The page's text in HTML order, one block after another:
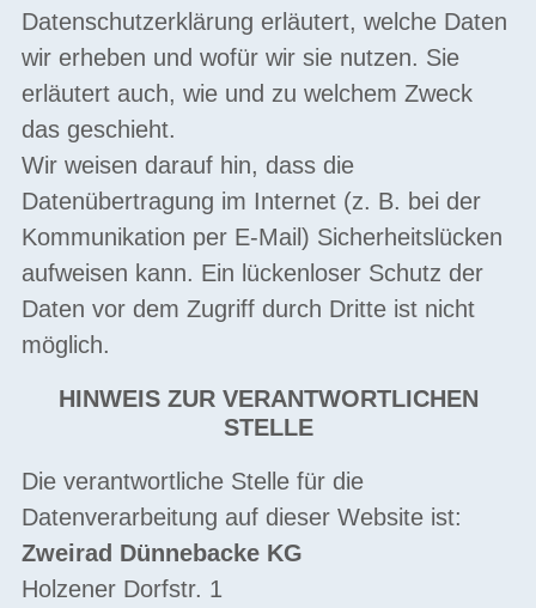
Datenschutzerklärung erläutert, welche Daten
wir erheben und wofür wir sie nutzen. Sie
erläutert auch, wie und zu welchem Zweck
das geschieht.
Wir weisen darauf hin, dass die
Datenübertragung im Internet (z. B. bei der
Kommunikation per E-Mail) Sicherheitslücken
aufweisen kann. Ein lückenloser Schutz der
Daten vor dem Zugriff durch Dritte ist nicht
möglich.
HINWEIS ZUR VERANTWORTLICHEN
STELLE
Die verantwortliche Stelle für die
Datenverarbeitung auf dieser Website ist:
Zweirad Dünnebacke KG
Holzener Dorfstr. 1